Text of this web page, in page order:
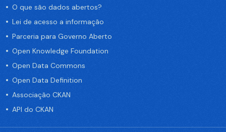
O que são dados abertos?
Lei de acesso a informação
Parceria para Governo Aberto
Open Knowledge Foundation
Open Data Commons
Open Data Definition
Associação CKAN
API do CKAN